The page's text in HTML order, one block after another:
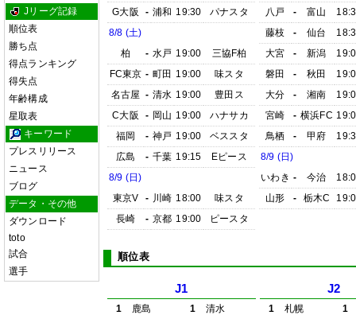
Jリーグ記録
順位表
勝ち点
得点ランキング
得失点
年齢構成
星取表
キーワード
プレスリリース
ニュース
ブログ
データ・その他
ダウンロード
toto
試合
選手
G大阪
- 浦和 19:30
パナスタ
8/8 (土)
柏
- 水戸 19:00
三協F柏
FC東京 - 町田 19:00
味スタ
名古屋 - 清水 19:00
豊田ス
C大阪
- 岡山 19:00
ハナサカ
福岡
- 神戸 19:00
ベススタ
広島
- 千葉 19:15
Eピース
8/9 (日)
東京V
- 川崎 18:00
味スタ
長崎
- 京都 19:00 ピースタ
八戸
- 富山
藤枝
- 仙台
大宮
- 新潟
磐田
- 秋田
大分
- 湘南
宮崎
- 横浜FC
鳥栖
- 甲府
8/9 (日)
いわき - 今治
山形
- 栃木C
順位表
J1
1 鹿島 1
清水
J2
1 札幌
1